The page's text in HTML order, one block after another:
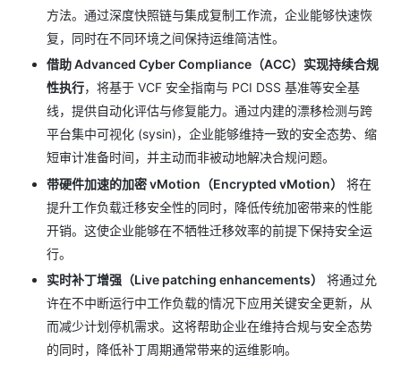
方法。通过深度快照链与集成复制工作流，企业能够快速恢
复，同时在不同环境之间保持运维简洁性。
借助 Advanced Cyber Compliance（ACC）实现持续合规
性执行，将基于 VCF 安全指南与 PCI DSS 基准等安全基
线，提供自动化评估与修复能力。通过内建的漂移检测与跨
平台集中可视化 (sysin)，企业能够维持一致的安全态势、缩
短审计准备时间，并主动而非被动地解决合规问题。
带硬件加速的加密 vMotion（Encrypted vMotion）
将在
提升工作负载迁移安全性的同时，降低传统加密带来的性能
开销。这使企业能够在不牺牲迁移效率的前提下保持安全运
行。
实时补丁增强（Live patching enhancements）
将通过允
许在不中断运行中工作负载的情况下应用关键安全更新，从
而减少计划停机需求。这将帮助企业在维持合规与安全态势
的同时，降低补丁周期通常带来的运维影响。